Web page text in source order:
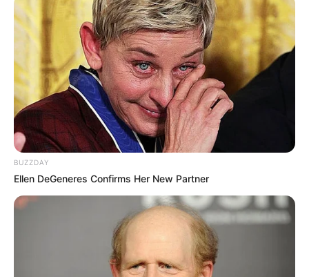
BUZZDAY
Ellen DeGeneres Confirms Her New Partner